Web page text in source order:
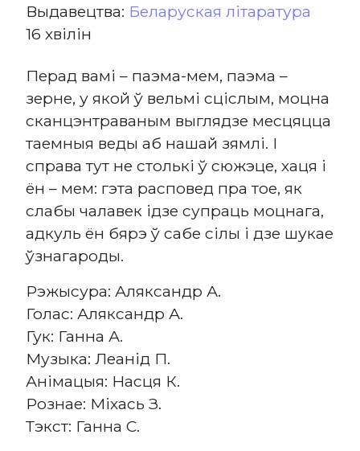
Выдавецтва: Беларуская літаратура
16 хвілін
Перад вамі – паэма-мем, паэма –
зерне, у якой ў вельмі сціслым, моцна
сканцэнтраваным выглядзе месцяцца
таемныя веды аб нашай зямлі. І
справа тут не столькі ў сюжэце, хаця і
ён – мем: гэта расповед пра тое, як
слабы чалавек ідзе супраць моцнага,
адкуль ён бярэ ў сабе сілы і дзе шукае
ўзнагароды.
Рэжысура: Аляксандр А.
Голас: Аляксандр А.
Гук: Ганна А.
Музыка: Леанід П.
Анімацыя: Насця К.
Рознае: Міхась З.
Тэкст: Ганна С.